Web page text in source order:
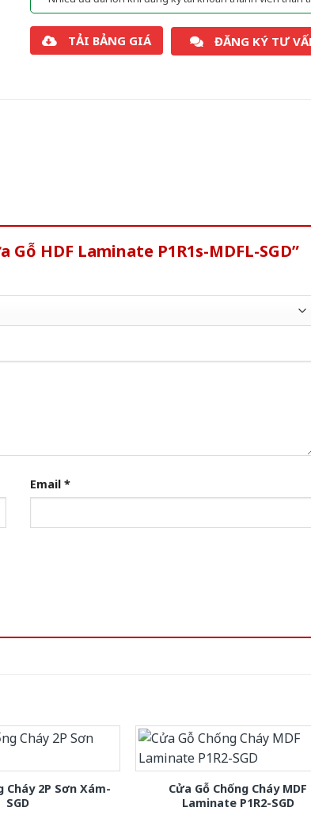
TẢI BẢNG GIÁ ĐĂNG KÝ TƯ
HDF Laminate P1R1s-MDFL-SGD”
Email *
Cháy 2P Sơn Xám-
SGD
Cửa Gỗ Chống Cháy MDF
Laminate P1R2-SGD